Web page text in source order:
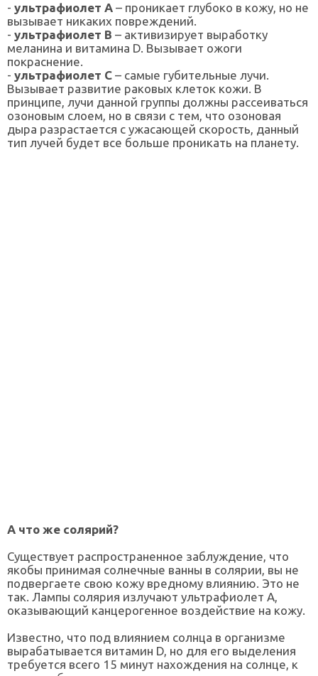
- ультрафиолет А – проникает глубоко в кожу, но не
вызывает никаких повреждений.
- ультрафиолет В – активизирует выработку
меланина и витамина D. Вызывает ожоги
покраснение.
- ультрафиолет С – самые губительные лучи.
Вызывает развитие раковых клеток кожи. В
принципе, лучи данной группы должны рассеиваться
озоновым слоем, но в связи с тем, что озоновая
дыра разрастается с ужасающей скорость, данный
тип лучей будет все больше проникать на планету.
А что же солярий?
Существует распространенное заблуждение, что
якобы принимая солнечные ванны в солярии, вы не
подвергаете свою кожу вредному влиянию. Это не
так. Лампы солярия излучают ультрафиолет А,
оказывающий канцерогенное воздействие на кожу.
Известно, что под влиянием солнца в организме
вырабатывается витамин D, но для его выделения
требуется всего 15 минут нахождения на солнце, к